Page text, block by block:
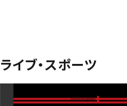
中国・四国
ライブ・スポーツ